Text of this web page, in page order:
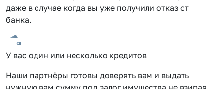
даже в случае когда вы уже получили отказ от
банка.
У вас один или несколько кредитов
Наши партнёры готовы доверять вам и выдать
нужную вам сумму под залог имущества не взирая